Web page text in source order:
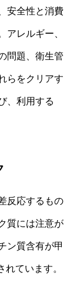
安全性と消費
アレルギー、
問題、衛生管
らをクリアす
、利用する
反応するもの
質には注意が
ン質含有が甲
ています。